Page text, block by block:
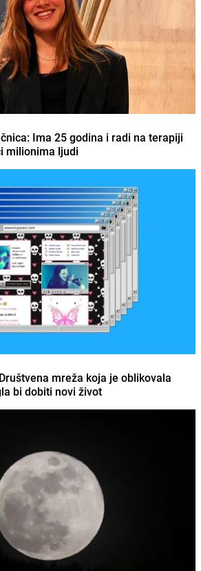
Ima 25 godina i radi na terapiji
milionima ljudi
mreža koja je oblikovala
bi dobiti novi život